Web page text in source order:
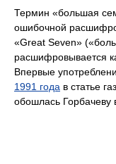
Термин «большая
ошибочной
«Great Seven»
расшифровывается
Впервые
1991 года в статье
обошлась Горбачеву